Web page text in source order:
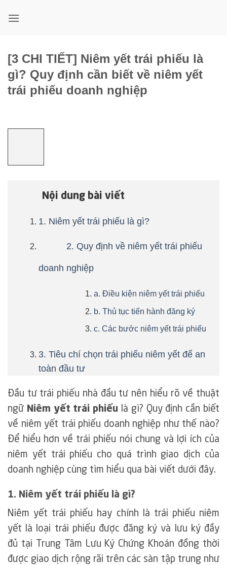
qua
[3 CHI TIẾT] Niêm yết trái phiếu là
gì? Quy định cần biết về niêm yết
trái phiếu doanh nghiệp
Nội dung bài viết
1. Niêm yết trái phiếu là gì?
2. Quy định về niêm yết trái phiếu
doanh nghiệp
a. Điều kiện niêm yết trái phiếu
b. Thủ tục tiến hành đăng ký
c. Các bước niêm yết trái phiếu
3. Tiêu chí chọn trái phiếu niêm yết để an
toàn đầu tư
Đầu tư trái phiếu nhà đầu tư nên hiểu rõ về thuật
ngữ Niêm yết trái phiếu là gì? Quy định cần biết
về niêm yết trái phiếu doanh nghiệp như thế nào?
Để hiểu hơn về trái phiếu nói chung và lợi ích của
niêm yết trái phiếu cho quá trình giao dịch của
doanh nghiệp cùng tìm hiểu qua bài viết dưới đây.
1. Niêm yết trái phiếu là gì?
Niêm yết trái phiếu hay chính là trái phiếu niêm
yết là loại trái phiếu được đăng ký và lưu ký đầy
đủ tại Trung Tâm Lưu Ký Chứng Khoán đồng thời
được giao dịch rộng rãi trên các sàn tập trung như